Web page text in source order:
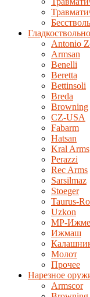
Antonio
Armsan
Benelli
Beretta
Bettinsoli
Breda
Browning
CZ-USA
Fabarm
Hatsan
Kral Arms
Perazzi
Rec Arms
Sarsilmaz
Stoeger
Taurus-
Uzkon
MP-
Ижмаш
Молот
Прочее
Нарезное
Armscor